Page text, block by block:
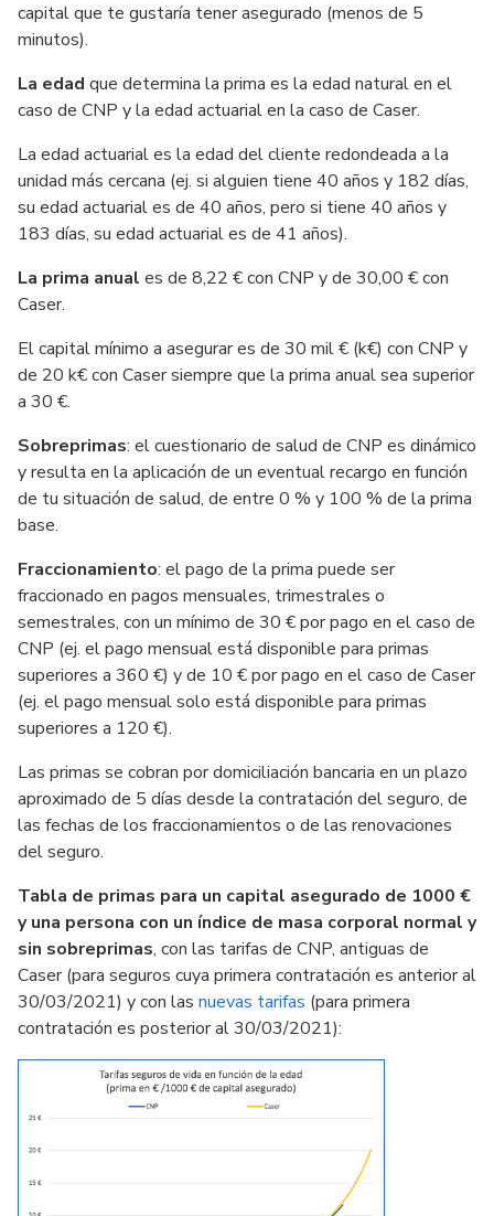
capital que te gustaría tener asegurado (menos de 5
minutos).
La edad que determina la prima es la edad natural en el
caso de CNP y la edad actuarial en la caso de Caser.
La edad actuarial es la edad del cliente redondeada a la
unidad más cercana (ej. si alguien tiene 40 años y 182 días,
su edad actuarial es de 40 años, pero si tiene 40 años y
183 días, su edad actuarial es de 41 años).
La prima anual es de 8,22 € con CNP y de 30,00 € con
Caser.
El capital mínimo a asegurar es de 30 mil € (k€) con CNP y
de 20 k€ con Caser siempre que la prima anual sea superior
a 30 €.
Sobreprimas: el cuestionario de salud de CNP es dinámico
y resulta en la aplicación de un eventual recargo en función
de tu situación de salud, de entre 0 % y 100 % de la prima
base.
Fraccionamiento: el pago de la prima puede ser
fraccionado en pagos mensuales, trimestrales o
semestrales, con un mínimo de 30 € por pago en el caso de
CNP (ej. el pago mensual está disponible para primas
superiores a 360 €) y de 10 € por pago en el caso de Caser
(ej. el pago mensual solo está disponible para primas
superiores a 120 €).
Las primas se cobran por domiciliación bancaria en un plazo
aproximado de 5 días desde la contratación del seguro, de
las fechas de los fraccionamientos o de las renovaciones
del seguro.
Tabla de primas para un capital asegurado de 1000 €
y una persona con un índice de masa corporal normal y
sin sobreprimas, con las tarifas de CNP, antiguas de
Caser (para seguros cuya primera contratación es anterior al
30/03/2021) y con las nuevas tarifas (para primera
contratación es posterior al 30/03/2021):